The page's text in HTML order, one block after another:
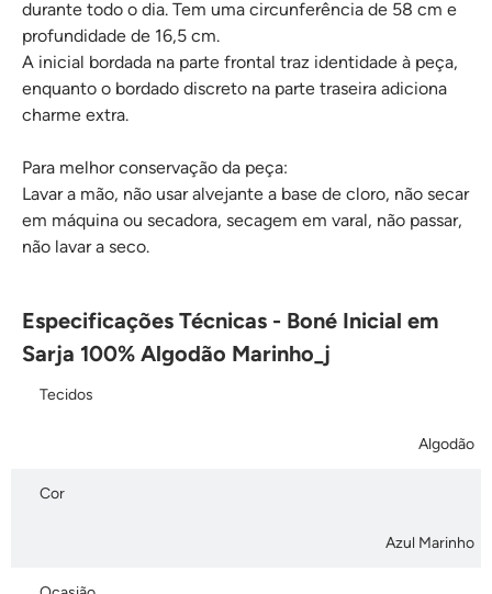
durante todo o dia. Tem uma circunferência de 58 cm e
profundidade de 16,5 cm.
A inicial bordada na parte frontal traz identidade à peça,
enquanto o bordado discreto na parte traseira adiciona
charme extra.
Para melhor conservação da peça:
Lavar a mão, não usar alvejante a base de cloro, não secar
em máquina ou secadora, secagem em varal, não passar,
não lavar a seco.
Especificações Técnicas - Boné Inicial em
Sarja 100% Algodão Marinho_j
Tecidos
Algodão
Cor
Azul Marinho